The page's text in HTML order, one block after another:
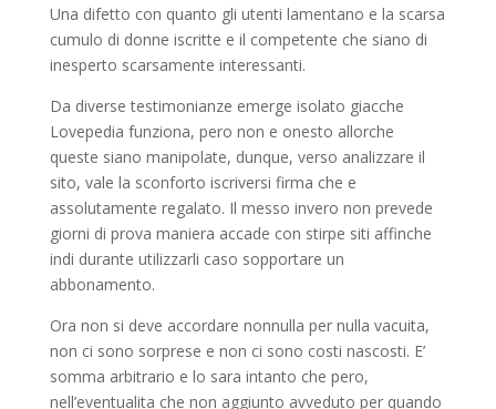
Una difetto con quanto gli utenti lamentano e la scarsa
cumulo di donne iscritte e il competente che siano di
inesperto scarsamente interessanti.
Da diverse testimonianze emerge isolato giacche
Lovepedia funziona, pero non e onesto allorche
queste siano manipolate, dunque, verso analizzare il
sito, vale la sconforto iscriversi firma che e
assolutamente regalato. Il messo invero non prevede
giorni di prova maniera accade con stirpe siti affinche
indi durante utilizzarli caso sopportare un
abbonamento.
Ora non si deve accordare nonnulla per nulla vacuita,
non ci sono sorprese e non ci sono costi nascosti. E’
somma arbitrario e lo sara intanto che pero,
nell’eventualita che non aggiunto avveduto per quando